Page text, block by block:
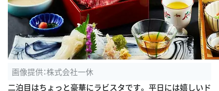
画像提供：株式会社一休
二泊目はちょっと豪華にラビスタです。 平日には嬉しいド